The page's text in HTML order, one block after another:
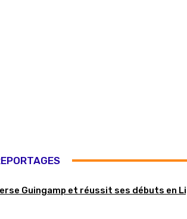
Guingamp et réussit ses débuts en